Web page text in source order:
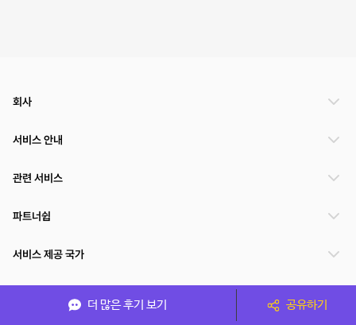
더 많은 후기 보기 공유하기
회사
서비스 안내
관련 서비스
파트너쉽
서비스 제공 국가
(주)NSPACE 사업자정보